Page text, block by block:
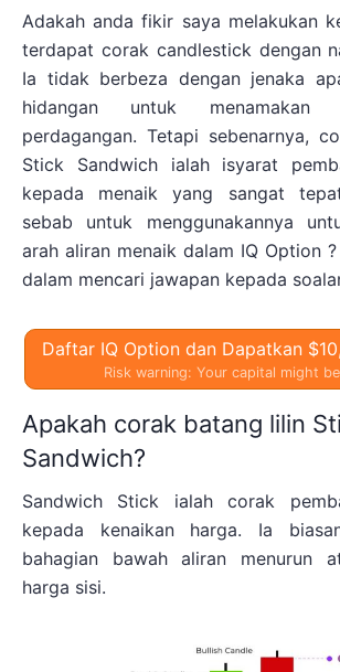
Adakah anda fikir saya melakukan
terdapat corak candlestick dengan
Ia tidak berbeza dengan jenaka
hidangan untuk menamakan
perdagangan. Tetapi sebenarnya,
Stick Sandwich ialah isyarat
kepada menaik yang sangat
sebab untuk menggunakannya
arah aliran menaik dalam IQ Option
dalam mencari jawapan kepada
Daftar IQ Option dan Dapatkan
Risk warning: Your capital might
Apakah corak batang lilin
Sandwich?
Sandwich Stick ialah corak
kepada kenaikan harga. Ia
bahagian bawah aliran menurun
harga sisi.